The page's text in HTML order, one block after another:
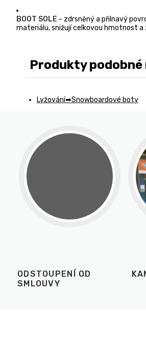
BOOT SOLE - zdrsněný a přilnavý
materiálu, snižují celkovou hmotnost a
Produkty podobné
Lyžování Snowboardové boty
ODSTOUPENÍ OD
SMLOUVY